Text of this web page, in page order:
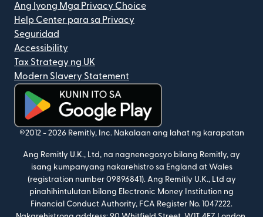
Ang Iyong Mga Privacy Choice
Help Center para sa Privacy
Seguridad
Accessibility
Tax Strategy ng UK
Modern Slavery Statement
(bubukas sa bagong window)
©2012 - 2026 Remitly, Inc. Nakalaan ang lahat ng karapatan
Ang Remitly U.K., Ltd, na nagnenegosyo bilang Remitly, ay
isang kumpanyang nakarehistro sa England at Wales
(registration number 09896841). Ang Remitly U.K., Ltd ay
pinahihintulutan bilang Electronic Money Institution ng
Financial Conduct Authority, FCA Register No. 1047222.